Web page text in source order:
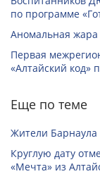
по программе
Аномальная жара
Первая
«Алтайский код»
Еще по теме
Жители
Круглую дату
«Мечта» из